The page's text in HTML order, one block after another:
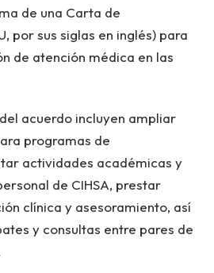
de una Carta de
por sus siglas en inglés) para
de atención médica en las
acuerdo incluyen ampliar
programas de
actividades académicas y
de CIHSA, prestar
clínica y asesoramiento, así
y consultas entre pares de